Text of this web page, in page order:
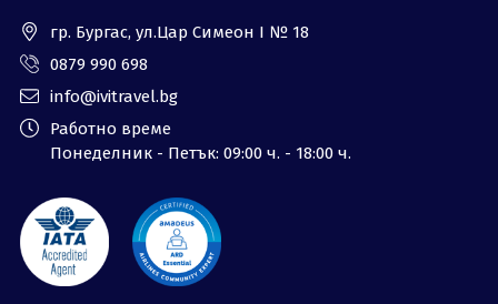
0879 990 698 Запитване
гр. Бургас, ул.Цар Симеон I № 18
0879 990 698
info@ivitravel.bg
Работно време
Понеделник - Петък: 09:00 ч. - 18:00 ч.